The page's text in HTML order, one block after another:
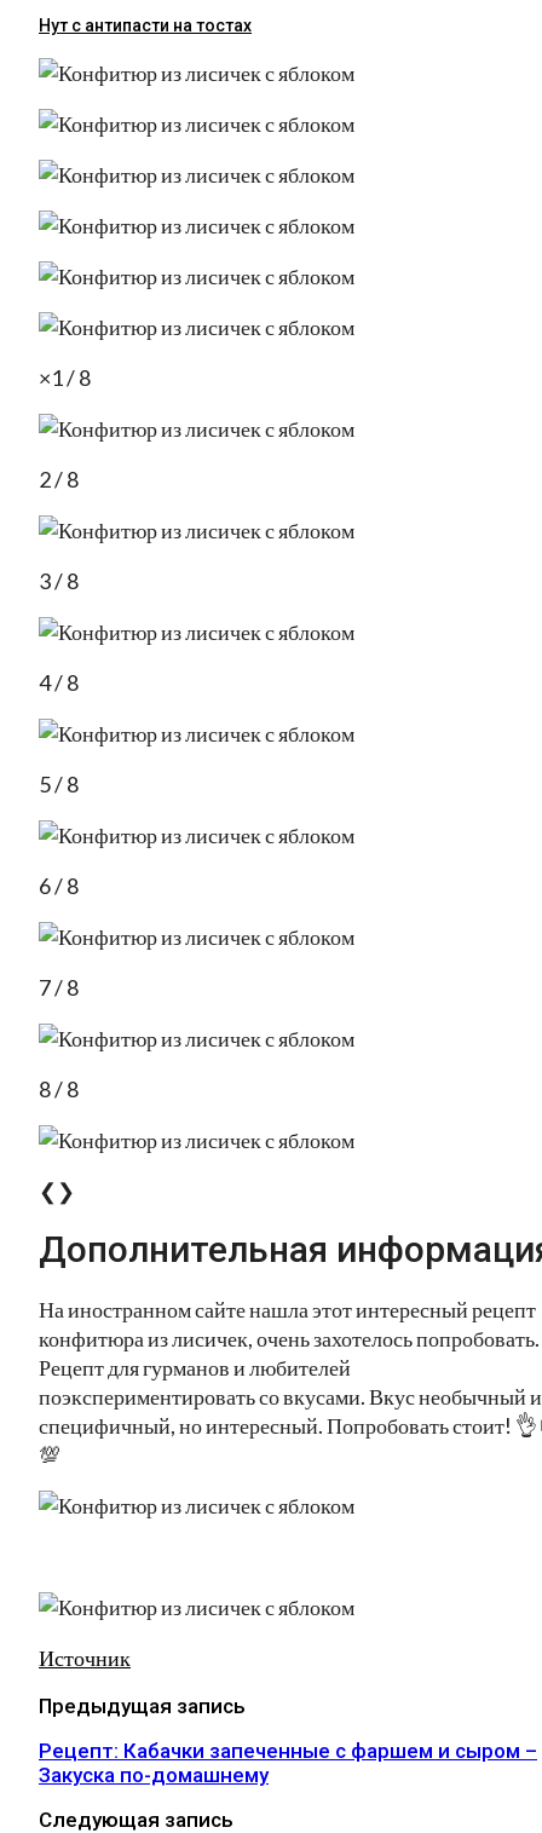
Нут с антипасти на тостах
×1 / 8
2 / 8
3 / 8
4 / 8
5 / 8
6 / 8
7 / 8
8 / 8
❮❯
Дополнительная
На иностранном сайте нашла этот интересный рецепт
конфитюра из лисичек, очень захотелось попробовать.
Рецепт для гурманов и любителей
поэкспериментировать со вкусами. Вкус необычный и
специфичный, но интересный. Попробовать стоит!
💯
Источник
Предыдущая запись
Рецепт: Кабачки запеченные с фаршем и сыром –
Закуска по-домашнему
Следующая запись